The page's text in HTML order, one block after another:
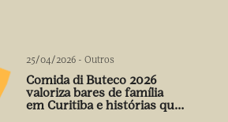
25/04/2026 - Outros
Comida di Buteco 2026
valoriza bares de família
em Curitiba e histórias que